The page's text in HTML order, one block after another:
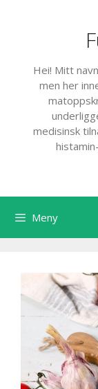
Hei! Mitt
men her
medisinsk
Meny